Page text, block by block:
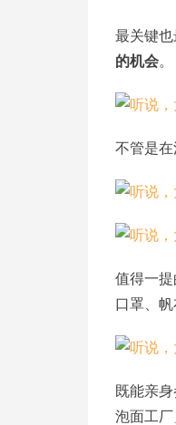
最关键也
的机会。
不管是
值得一
口罩、帆
既能亲
泡面工